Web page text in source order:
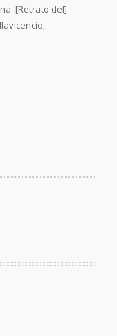
[Retrato del]